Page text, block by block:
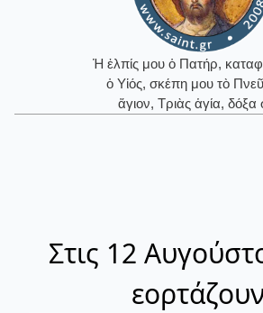
Ἡ ἐλπίς μου ὁ Πατήρ,
ὁ Υἱός, σκέπη μου τὸ
ἅγιον, Τριὰς ἁγία, δόξα
Στις 12